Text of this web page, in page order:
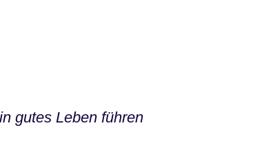
gutes Leben führen